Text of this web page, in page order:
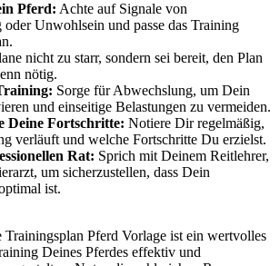
Pferd: Achte auf Signale von
Unwohlsein und passe das Training
nicht zu starr, sondern sei bereit, den Plan
nötig.
Sorge für Abwechslung, um Dein
und einseitige Belastungen zu vermeiden.
Deine Fortschritte: Notiere Dir regelmäßig,
verläuft und welche Fortschritte Du erzielst.
Rat: Sprich mit Deinem Reitlehrer,
um sicherzustellen, dass Dein
ist.
Trainingsplan Pferd Vorlage ist ein wertvolles
Deines Pferdes effektiv und